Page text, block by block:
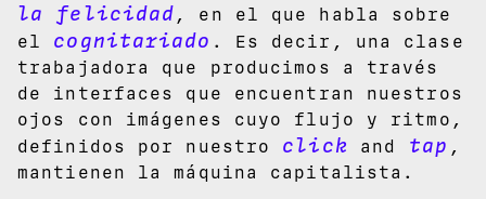
la felicidad , en el que habla sobre
el cognitariado . Es decir, una clase
trabajadora que producimos a través
de interfaces que encuentran nuestros
ojos con imágenes cuyo flujo y ritmo,
definidos por nuestro click and tap ,
mantienen la máquina capitalista.